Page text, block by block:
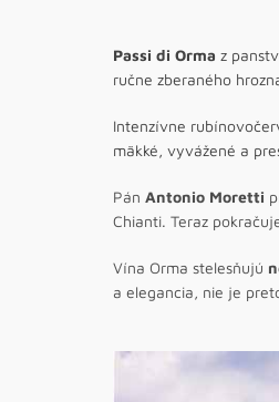
Passi di Orma z
ručne zberaného
Intenzívne
mäkké, vyvážené a
Pán Antonio Moretti
Chianti. Teraz
Vína Orma stelesňujú
a elegancia, nie je